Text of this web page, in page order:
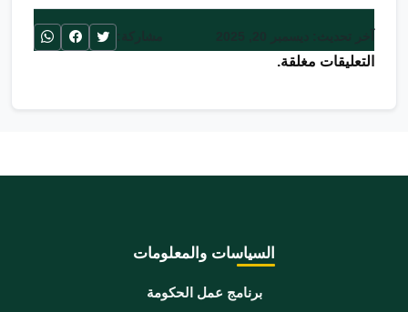
التعليقات مغلقة.
السياسات والمعلومات
برنامج عمل الحكومة